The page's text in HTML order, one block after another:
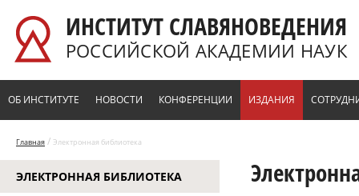
ИНСТИТУТ СЛАВЯНОВЕДЕНИЯ
РОССИЙСКОЙ АКАДЕМИИ НАУК
ОБ ИНСТИТУТЕ НОВОСТИ КОНФЕРЕНЦИИ ИЗДАНИЯ
Главная / Электронная библиотека
ЭЛЕКТРОННАЯ БИБЛИОТЕКА